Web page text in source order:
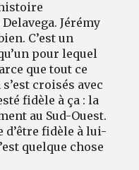
Jérémy
C’est un
pour lequel
que tout ce
croisés avec
fidèle à ça : la
au Sud-Ouest.
d’être fidèle à lui-
quelque chose